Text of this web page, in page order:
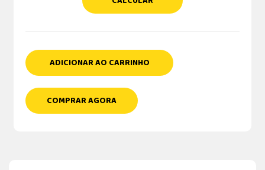
ADICIONAR AO CARRINHO
COMPRAR AGORA